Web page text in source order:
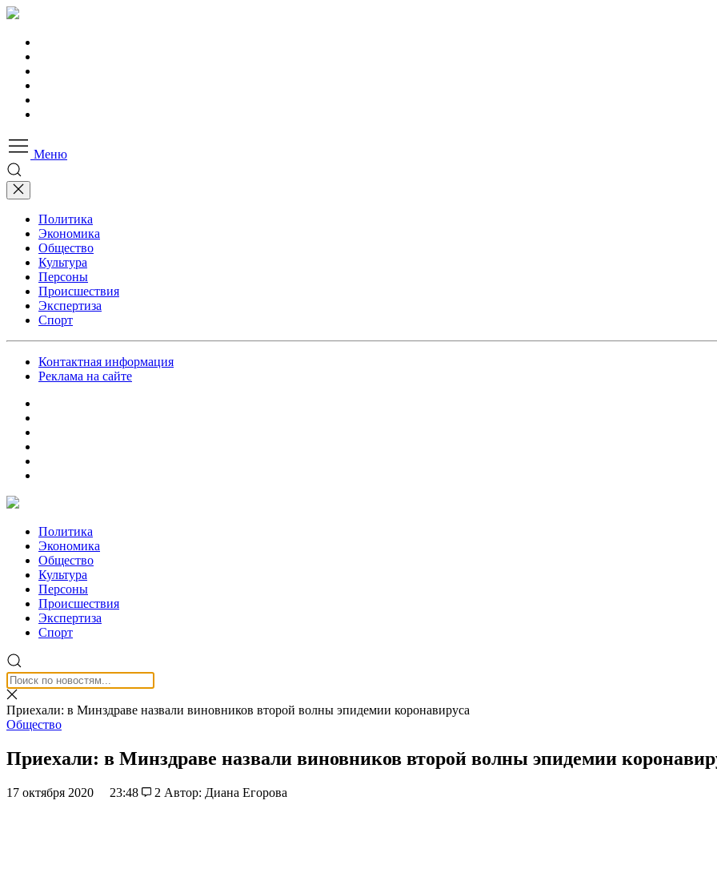
Меню
Политика
Экономика
Общество
Культура
Персоны
Происшествия
Экспертиза
Спорт
Контактная информация
Реклама на сайте
Политика
Экономика
Общество
Культура
Персоны
Происшествия
Экспертиза
Спорт
Приехали: в Минздраве назвали виновников второй волны эпидемии коронавируса
Общество
Приехали: в Минздраве назвали виновников второй волны эпидемии
17 октября 2020 23:48 2 Автор: Диана Егорова